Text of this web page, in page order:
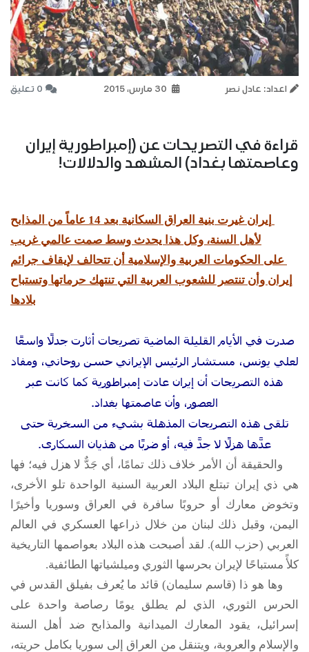
اعداد: عادل نصر 0 تعليق
قراءة في التصريحات عن (إمبراطورية إيران
وعاصمتها بغداد) المشهد والدلالات!
إيران غيرت بنية العراق السكانية بعد 14 عاماً من المذابح
لأهل السنة، وكل هذا يحدث وسط صمت عالمي غريب
على الحكومات العربية والإسلامية أن تتحالف لإيقاف جرائم
إيران وأن تنتصر للشعوب العربية التي تنتهك حرماتها وتستباح
بلادها
صدرت في الأيام القليلة الماضية تصريحات أثارت جدلًا واسعًا
لعلي يونس، مستشار الرئيس الإيراني حسن روحاني، ومفاد
هذه التصريحات أن إيران عادت إمبراطورية كما كانت عبر
العصور، وأن عاصمتها بغداد.
تلقى هذه التصريحات المذهلة بشيء من السخرية حتى
عدَّها هزلًا لا جدَّ فيه، أو ضربًا من هذيان السكارى.
والحقيقة أن الأمر خلاف ذلك تمامًا، أي جَدٌّ لا هزل فيه؛ فها
هي ذي إيران تبتلع البلاد العربية السنية الواحدة تلو الأخرى،
وتخوض معارك أو حروبًا سافرة في العراق وسوريا وأخيرًا
اليمن، وقبل ذلك لبنان من خلال ذراعها العسكري في العالم
العربي (حزب الله). لقد أصبحت هذه البلاد بعواصمها التاريخية
كلأً مستباحًا لإيران بحرسها الثوري وميلشياتها الطائفية.
وها هو ذا (قاسم سليمان) قائد ما يُعرف بفيلق القدس في
الحرس الثوري، الذي لم يطلق يومًا رصاصة واحدة على
إسرائيل، يقود المعارك الميدانية والمذابح ضد أهل السنة
والإسلام والعروبة، ويتنقل من العراق إلى سوريا بكامل حريته،